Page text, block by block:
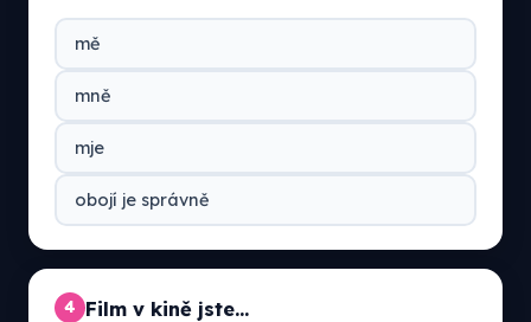
mě
mně
mje
obojí je správně
4 Film v kině jste…